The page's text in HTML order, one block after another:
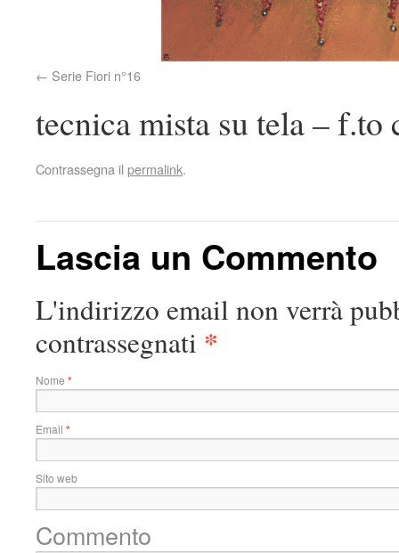
Serie Fiori n°16
tecnica mista su tela – f.to
Contrassegna il permalink.
Lascia un Commento
L'indirizzo email non verrà
contrassegnati *
Nome *
Email *
Sito web
Commento